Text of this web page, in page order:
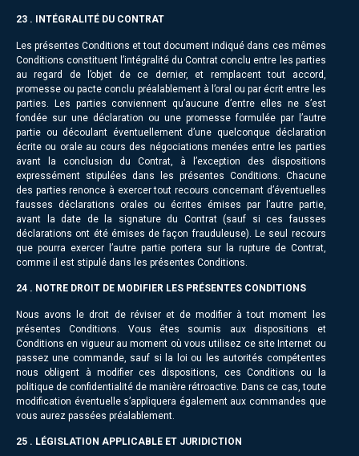
23 . INTÉGRALITÉ DU CONTRAT
Les présentes Conditions et tout document indiqué dans ces mêmes
Conditions constituent l’intégralité du Contrat conclu entre les parties
au regard de l’objet de ce dernier, et remplacent tout accord,
promesse ou pacte conclu préalablement à l’oral ou par écrit entre les
parties. Les parties conviennent qu’aucune d’entre elles ne s’est
fondée sur une déclaration ou une promesse formulée par l’autre
partie ou découlant éventuellement d’une quelconque déclaration
écrite ou orale au cours des négociations menées entre les parties
avant la conclusion du Contrat, à l’exception des dispositions
expressément stipulées dans les présentes Conditions. Chacune
des parties renonce à exercer tout recours concernant d’éventuelles
fausses déclarations orales ou écrites émises par l’autre partie,
avant la date de la signature du Contrat (sauf si ces fausses
déclarations ont été émises de façon frauduleuse). Le seul recours
que pourra exercer l’autre partie portera sur la rupture de Contrat,
comme il est stipulé dans les présentes Conditions.
24 . NOTRE DROIT DE MODIFIER LES PRÉSENTES CONDITIONS
Nous avons le droit de réviser et de modifier à tout moment les
présentes Conditions. Vous êtes soumis aux dispositions et
Conditions en vigueur au moment où vous utilisez ce site Internet ou
passez une commande, sauf si la loi ou les autorités compétentes
nous obligent à modifier ces dispositions, ces Conditions ou la
politique de confidentialité de manière rétroactive. Dans ce cas, toute
modification éventuelle s’appliquera également aux commandes que
vous aurez passées préalablement.
25 . LÉGISLATION APPLICABLE ET JURIDICTION